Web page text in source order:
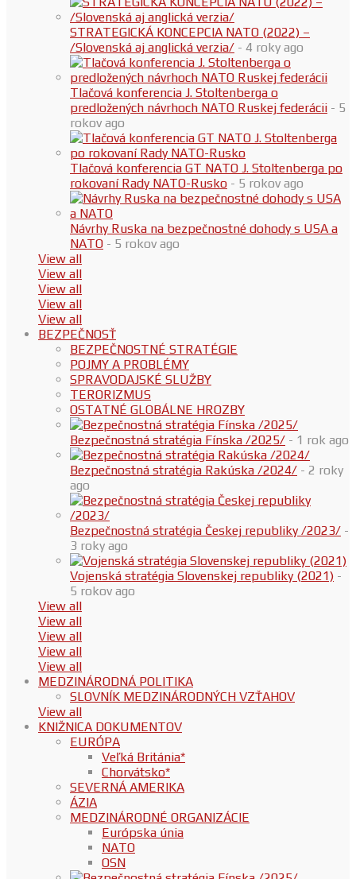
STRATEGICKÁ KONCEPCIA NATO (2022) –
/Slovenská aj anglická verzia/ - 4 roky ago
Tlačová konferencia J. Stoltenberga o
predložených návrhoch NATO Ruskej federácii - 5
rokov ago
Tlačová konferencia GT NATO J. Stoltenberga po
rokovaní Rady NATO-Rusko - 5 rokov ago
Návrhy Ruska na bezpečnostné dohody s USA a
NATO - 5 rokov ago
View all
View all
View all
View all
View all
BEZPEČNOSŤ
BEZPEČNOSTNÉ STRATÉGIE
POJMY A PROBLÉMY
SPRAVODAJSKÉ SLUŽBY
TERORIZMUS
OSTATNÉ GLOBÁLNE HROZBY
Bezpečnostná stratégia Fínska /2025/ - 1 rok ago
Bezpečnostná stratégia Rakúska /2024/ - 2 roky
ago
Bezpečnostná stratégia Českej republiky /2023/ -
3 roky ago
Vojenská stratégia Slovenskej republiky (2021) -
5 rokov ago
View all
View all
View all
View all
View all
MEDZINÁRODNÁ POLITIKA
SLOVNÍK MEDZINÁRODNÝCH VZŤAHOV
View all
KNIŽNICA DOKUMENTOV
EURÓPA
Veľká Británia*
Chorvátsko*
SEVERNÁ AMERIKA
ÁZIA
MEDZINÁRODNÉ ORGANIZÁCIE
Európska únia
NATO
OSN